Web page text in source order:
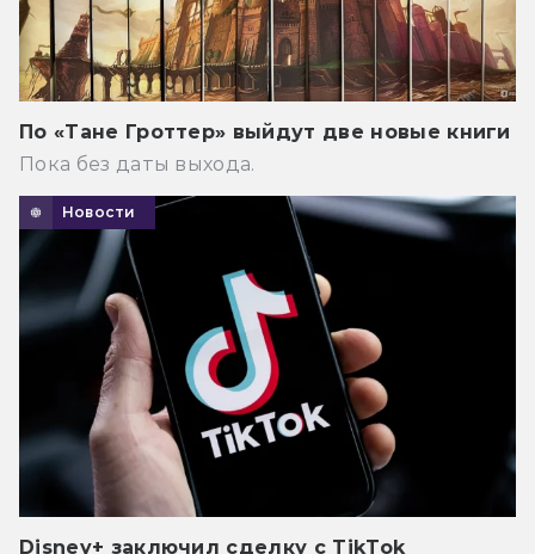
По «Тане Гроттер» выйдут две новые книги
Пока без даты выхода.
Новости
Disney+ заключил сделку с TikTok